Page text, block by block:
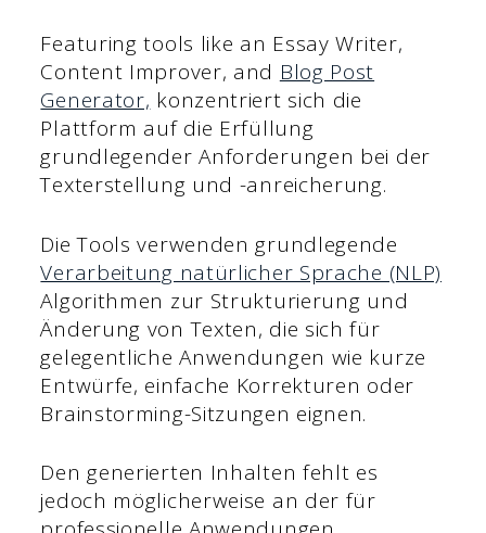
Featuring tools like an Essay Writer,
Content Improver, and Blog Post
Generator, konzentriert sich die
Plattform auf die Erfüllung
grundlegender Anforderungen bei der
Texterstellung und -anreicherung.
Die Tools verwenden grundlegende
Verarbeitung natürlicher Sprache (NLP)
Algorithmen zur Strukturierung und
Änderung von Texten, die sich für
gelegentliche Anwendungen wie kurze
Entwürfe, einfache Korrekturen oder
Brainstorming-Sitzungen eignen.
Den generierten Inhalten fehlt es
jedoch möglicherweise an der für